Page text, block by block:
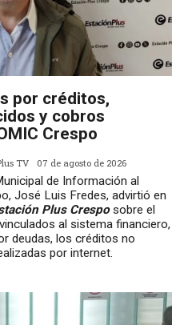
por créditos,
y cobros
Crespo
TV 07 de agosto de 2026
de Información al
José Luis Fredes, advirtió en
Plus Cresposobre el
al sistema financiero,
deudas, los créditos no
por internet.